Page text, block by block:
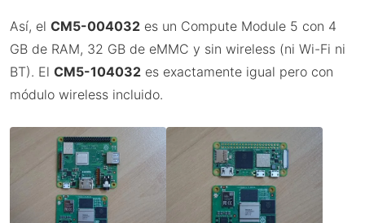
Así, el CM5-004032 es un Compute Module 5 con 4
GB de RAM, 32 GB de eMMC y sin wireless (ni Wi-Fi ni
BT). El CM5-104032 es exactamente igual pero con
módulo wireless incluido.